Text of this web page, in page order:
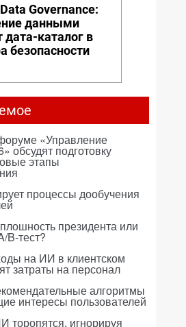
Governance:
данными
каталог в
безопасности
«Управление
обсудят подготовку
этапы
процессы дообучения
президента или
B-тест?
на ИИ в клиентском
затраты на персонал
алгоритмы
интересы пользователей
торопятся, игнорируя